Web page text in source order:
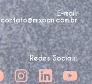
E-mail:
contato@mixpan.com.br
Redes Sociais: